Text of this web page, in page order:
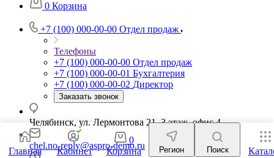
0 Корзина
+7 (100) 000-00-00 Отдел продаж
Телефоны
+7 (100) 000-00-00 Отдел продаж
+7 (100) 000-00-01 Бухгалтерия
+7 (100) 000-00-02 Директор
Заказать звонок
Челябинск, ул. Лермонтова 21, 3 этаж, офис 4
chel.no-reply@aspro-demo.ru
Главная Кабинет
0
Корзина
Регион Поиск